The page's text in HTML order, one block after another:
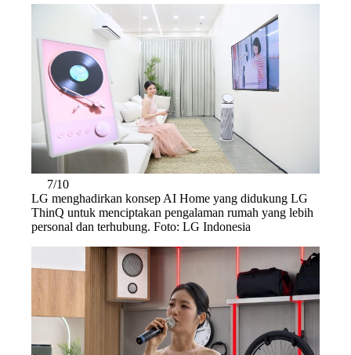
7/10
LG menghadirkan konsep AI Home yang didukung LG
ThinQ untuk menciptakan pengalaman rumah yang lebih
personal dan terhubung. Foto: LG Indonesia